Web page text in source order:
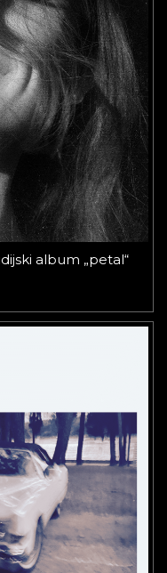
album „petal“